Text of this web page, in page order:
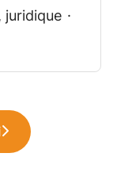
juridique ·